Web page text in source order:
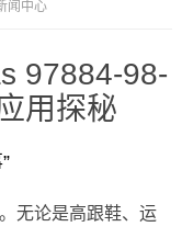
闻中心
97884-98-
用探秘
无论是高跟鞋、运